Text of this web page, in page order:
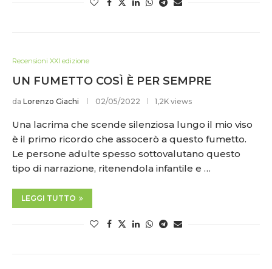
Recensioni XXI edizione
UN FUMETTO COSÌ È PER SEMPRE
da Lorenzo Giachi 02/05/2022 1,2K views
Una lacrima che scende silenziosa lungo il mio viso
è il primo ricordo che assocerò a questo fumetto.
Le persone adulte spesso sottovalutano questo
tipo di narrazione, ritenendola infantile e …
LEGGI TUTTO